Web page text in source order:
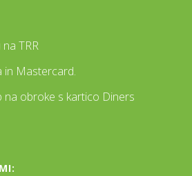
TRR
in Mastercard.
na obroke s kartico Diners